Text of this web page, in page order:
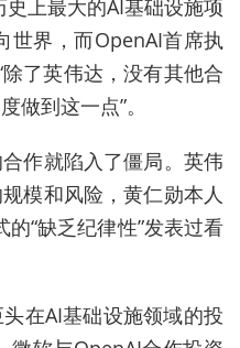
上最大的AI基础设施项
世界，而OpenAI首席执
了英伟达，没有其他合
做到这一点”。
作就陷入了僵局。英伟
模和风险，黄仁勋本人
“缺乏纪律性”发表过看
在AI基础设施领域的投